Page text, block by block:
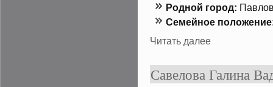
Роднοй гοрод:
Семейнοе
Читать далее
Савелова Галина